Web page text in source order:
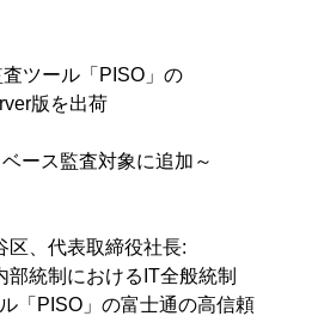
ール「PISO」の
版を出荷
査対象に追加～
区、代表取締役社長:
統制におけるIT全般統制
「PISO」の富士通の高信頼